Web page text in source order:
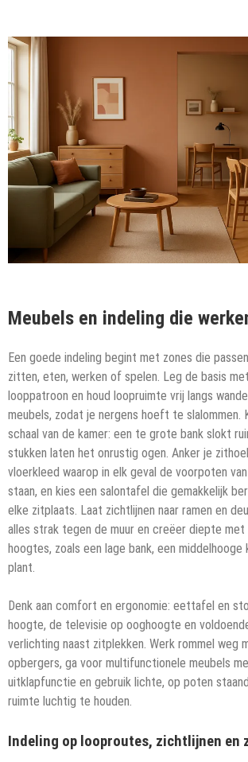
Meubels en indeling die
Een goede indeling begint met zones die
zitten, eten, werken of spelen. Leg de basis
looppatroon en houd loopruimte vrij langs
meubels, zodat je nergens hoeft te slalommen.
schaal van de kamer: een te grote bank slokt
stukken laten het onrustig ogen. Anker je
vloerkleed waarop in elk geval de voorpoten
staan, en kies een salontafel die gemakkelijk
elke zitplaats. Laat zichtlijnen naar ramen en
alles strak tegen de muur en creëer diepte met
hoogtes, zoals een lage bank, een middelhooge
plant.
Denk aan comfort en ergonomie: eettafel en
hoogte, de televisie op ooghoogte en
verlichting naast zitplekken. Werk rommel weg
opbergers, ga voor multifunctionele meubels
uitklapfunctie en gebruik lichte, op poten
ruimte luchtig te houden.
Indeling op looproutes, zichtlijnen en